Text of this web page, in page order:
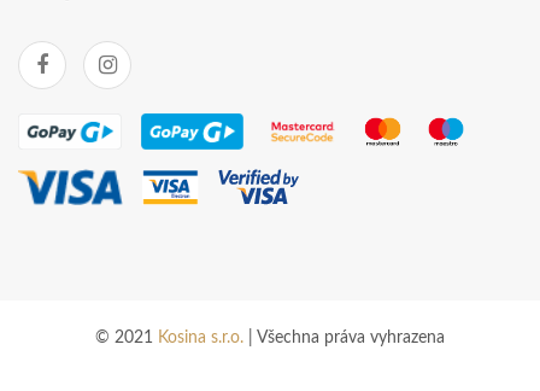
© 2021 Kosina s.r.o. | Všechna práva vyhrazena